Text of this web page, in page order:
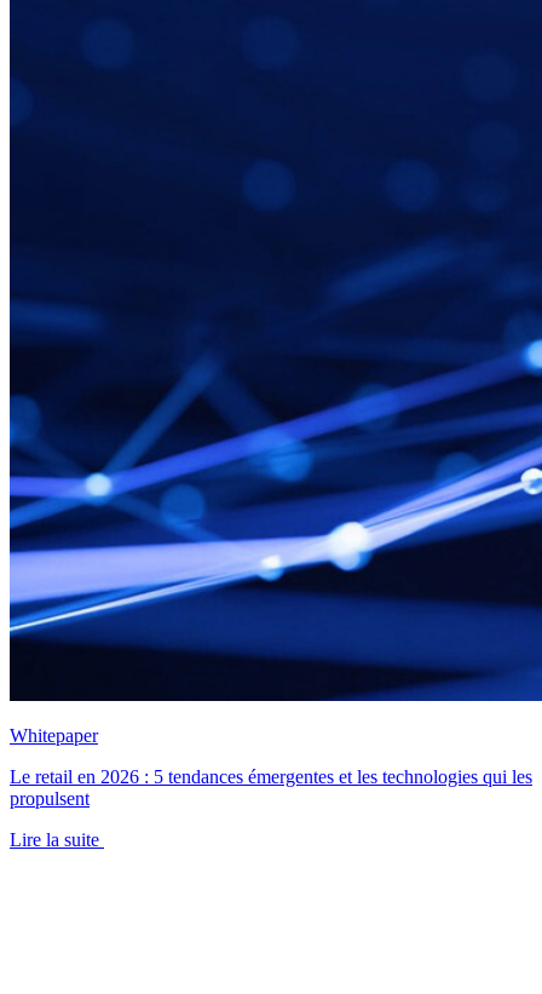
Whitepaper
Le retail en 2026 : 5 tendances émergentes et les technologies qui les
propulsent
Lire la suite